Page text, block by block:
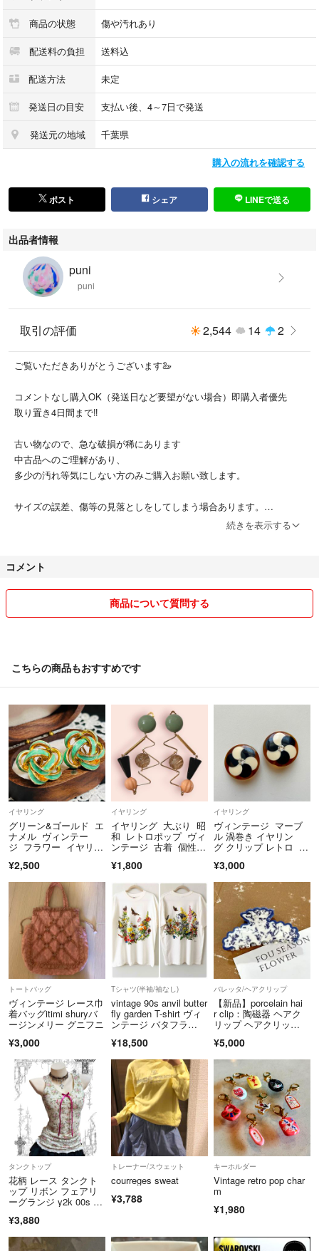
商品の状態 傷や汚れあり
配送料の負担 送料込
配送方法 未定
発送日の目安 支払い後、4～7日で発送
発送元の地域 千葉県
購入の流れを確認する
ポスト シェア LINEで送る
出品者情報
puni
puni
取引の評価 2,544 14 2
ご覧いただきありがとうございます🦢
コメントなし購入OK（発送日など要望がない場合）即購入者優先
取り置き4日間まで‼︎
古い物なので、急な破損が稀にあります
中古品へのご理解があり、
多少の汚れ等気にしない方のみご購入お願い致します。
サイズの誤差、傷等の見落としをしてしまう場合あります。
直接見ることのできないお取り引きなので、
ほとんどが一点物になります。
ブランド名等は検索ワードとしての記載です。
リサイクル梱包あり。
発送中の破損、紛失の保証なし。
発送の日時や方法等は購入前にお願いします。
☆複数購入の場合、おまとめページを作りまとめての発送となります。
その際各ページにコメントください。
以上◯点です。
と書いていただけるとスムーズです。
【プロフ読んだ】とコメント頂いた方のみ2点目から50円のお値引きと
なります。
毎回お願い致します。:°ஐ
リピート様でも初めからとなります
購入後は無効とします。
着画像は出来ません
購入意思が無いと思われた場合、
コメントは早めに削除します。
発送後のメッセージ送りません。
→発送日等質問があれば事前に言ってください。
発送後のメッセージ不要です。
同じ画像を使っての再販はやめてほしいです。
ご自身で撮り直してください
ハンドメイド作品
古いパーツと新しいものを
組み合わせたりと様々です
ブランド名 LULUAMBER
同じものはほとんど作りません。
まだまだ未熟な作品です
ご理解の上ご購入頂きたいと思います。
続きを表示する
コメント
商品について質問する
こちらの商品もおすすめです
イヤリング
グリーン&ゴールド エ
ナメル ヴィンテー
ジ フラワー イヤリン
¥2,500
イヤリング
イヤリング 大ぶり 昭
和 レトロポップ ヴィ
ンテージ 古着 個性
¥1,800
イヤリング
ヴィンテージ マーブ
ル 渦巻き イヤリン
グ クリップ レトロ ビ
¥3,000
トートバッグ
ヴィンテージ レース巾
着バッグitimi shuryバ
ージンメリー グニフニ
¥3,000
Tシャツ(半袖/袖なし)
vintage 90s anvil butter
fly garden T-shirt ヴィ
ンテージ バタフラ
¥18,500
バレッタ/ヘアクリップ
【新品】porcelain hai
r clip：陶磁器 ヘアク
リップ ヘアクリッ
スクリップ ヘアアクセ
¥5,000
タンクトップ
花柄 レース タンクト
ップ リボン フェアリ
ーグランジ y2k 00s ギ
¥3,880
トレーナー/スウェット
courreges sweat
¥3,788
キーホルダー
Vintage retro pop char
m
¥1,980